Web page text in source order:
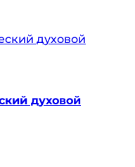
духовой